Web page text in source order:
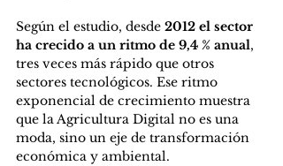
Según el estudio, desde 2012 el sector
ha crecido a un ritmo de 9,4 % anual,
tres veces más rápido que otros
sectores tecnológicos. Ese ritmo
exponencial de crecimiento muestra
que la Agricultura Digital no es una
moda, sino un eje de transformación
económica y ambiental.